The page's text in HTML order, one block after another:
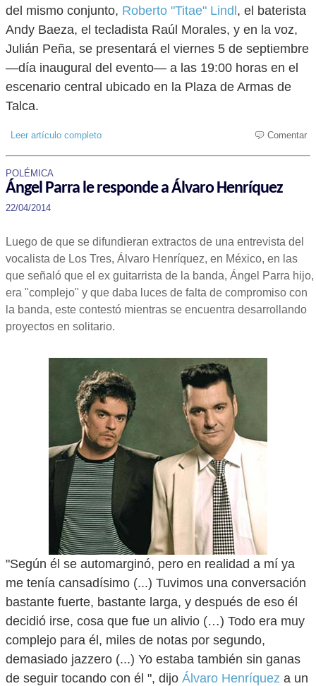
del mismo conjunto, Roberto "Titae" Lindl , el baterista
Andy Baeza, el tecladista Raúl Morales, y en la voz,
Julián Peña, se presentará el viernes 5 de septiembre
—día inaugural del evento— a las 19:00 horas en el
escenario central ubicado en la Plaza de Armas de
Talca.
Leer artículo completo Comentar
POLÉMICA
Ángel Parra le responde a Álvaro Henríquez
22/04/2014
Luego de que se difundieran extractos de una entrevista del
vocalista de Los Tres, Álvaro Henríquez, en México, en las
que señaló que el ex guitarrista de la banda, Ángel Parra hijo,
era "complejo" y que daba luces de falta de compromiso con
la banda, este contestó mientras se encuentra desarrollando
proyectos en solitario.
"Según él se automarginó, pero en realidad a mí ya
me tenía cansadísimo (...) Tuvimos una conversación
bastante fuerte, bastante larga, y después de eso él
decidió irse, cosa que fue un alivio (…) Todo era muy
complejo para él, miles de notas por segundo,
demasiado jazzero (...) Yo estaba también sin ganas
de seguir tocando con él ", dijo Álvaro Henríquez a un